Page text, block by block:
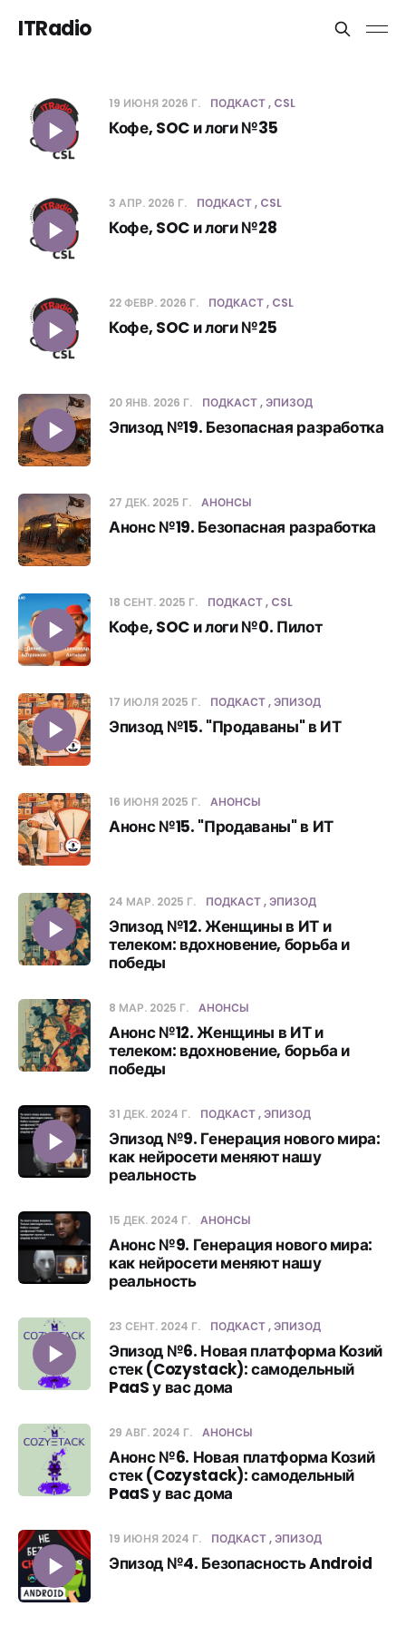
ITRadio
19 ИЮНЯ 2026 Г. ПОДКАСТ CSL
Кофе, SOC и логи №35
3 АПР. 2026 Г. ПОДКАСТ CSL
Кофе, SOC и логи №28
22 ФЕВР. 2026 Г. ПОДКАСТ CSL
Кофе, SOC и логи №25
20 ЯНВ. 2026 Г. ПОДКАСТ ЭПИЗОД
Эпизод №19. Безопасная разработка
27 ДЕК. 2025 Г. АНОНСЫ
Анонс №19. Безопасная разработка
18 СЕНТ. 2025 Г. ПОДКАСТ CSL
Кофе, SOC и логи №0. Пилот
17 ИЮЛЯ 2025 Г. ПОДКАСТ ЭПИЗОД
Эпизод №15. "Продаваны" в ИТ
16 ИЮНЯ 2025 Г. АНОНСЫ
Анонс №15. "Продаваны" в ИТ
24 МАР. 2025 Г. ПОДКАСТ ЭПИЗОД
Эпизод №12. Женщины в ИТ и
телеком: вдохновение, борьба и
победы
8 МАР. 2025 Г. АНОНСЫ
Анонс №12. Женщины в ИТ и
телеком: вдохновение, борьба и
победы
31 ДЕК. 2024 Г. ПОДКАСТ ЭПИЗОД
Эпизод №9. Генерация нового мира:
как нейросети меняют нашу
реальность
15 ДЕК. 2024 Г. АНОНСЫ
Анонс №9. Генерация нового мира:
как нейросети меняют нашу
реальность
23 СЕНТ. 2024 Г. ПОДКАСТ ЭПИЗОД
Эпизод №6. Новая платформа Козий
стек (Cozystack): самодельный
PaaS у вас дома
29 АВГ. 2024 Г. АНОНСЫ
Анонс №6. Новая платформа Козий
стек (Cozystack): самодельный
PaaS у вас дома
19 ИЮНЯ 2024 Г. ПОДКАСТ ЭПИЗОД
Эпизод №4. Безопасность Android